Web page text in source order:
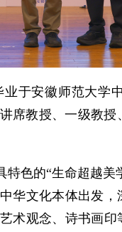
于安徽师范大学
席教授、一级教
色的“生命超越
华文化本体出发
术观念、诗书画